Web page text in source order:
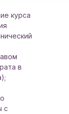
курса
в
с